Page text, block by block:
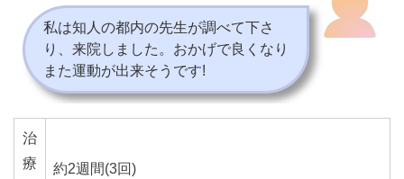
私は知人の都内の先生が調べて下さ
り、来院しました。おかげで良くなり
また運動が出来そうです!
治
療
約2週間(3回)